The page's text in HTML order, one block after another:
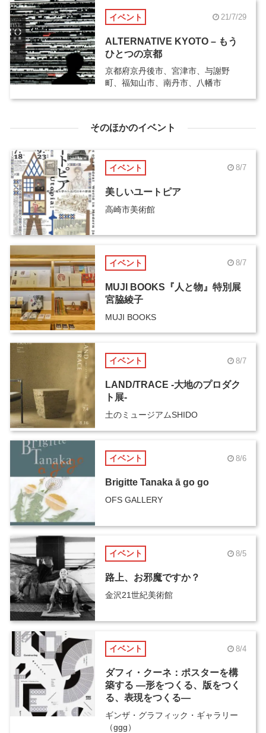
イベント 21/7/29
ALTERNATIVE KYOTO – もう
ひとつの京都
京都府京丹後市、宮津市、与謝野
町、福知山市、南丹市、八幡市
そのほかのイベント
イベント 8/7
美しいユートピア
高崎市美術館
イベント 8/7
MUJI BOOKS『人と物』特別展
宮脇綾子
MUJI BOOKS
イベント 8/7
LAND/TRACE -大地のプロダク
ト展-
土のミュージアムSHIDO
イベント 8/6
Brigitte Tanaka ā go go
OFS GALLERY
イベント 8/5
路上、お邪魔ですか？
金沢21世紀美術館
イベント 8/4
ダフィ・クーネ：ポスターを構
築する ―形をつくる、版をつく
る、表現をつくる―
ギンザ・グラフィック・ギャラリー
（ggg）